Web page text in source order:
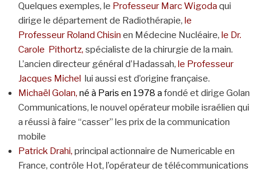
Quelques exemples, le Professeur Marc Wigoda qui
dirige le département de Radiothérapie, le
Professeur Roland Chisin en Médecine Nucléaire, le Dr.
Carole Pithortz, spécialiste de la chirurgie de la main.
L’ancien directeur général d’Hadassah, le Professeur
Jacques Michel lui aussi est d’origine française.
Michaël Golan, né à Paris en 1978 a fondé et dirige Golan
Communications, le nouvel opérateur mobile israélien qui
a réussi à faire “casser” les prix de la communication
mobile
Patrick Drahi, principal actionnaire de Numericable en
France, contrôle Hot, l’opérateur de télécommunications